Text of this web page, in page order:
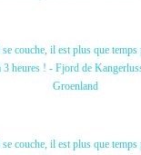
couche, il est plus que
3 heures ! - Fjord de
Groenland
couche, il est plus que